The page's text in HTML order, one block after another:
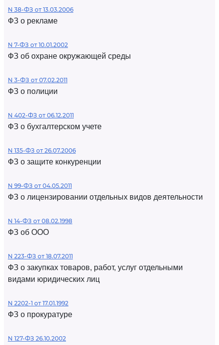
N 38-ФЗ от 13.03.2006
ФЗ о рекламе
N 7-ФЗ от 10.01.2002
ФЗ об охране окружающей среды
N 3-ФЗ от 07.02.2011
ФЗ о полиции
N 402-ФЗ от 06.12.2011
ФЗ о бухгалтерском учете
N 135-ФЗ от 26.07.2006
ФЗ о защите конкуренции
N 99-ФЗ от 04.05.2011
ФЗ о лицензировании отдельных видов деятельности
N 14-ФЗ от 08.02.1998
ФЗ об ООО
N 223-ФЗ от 18.07.2011
ФЗ о закупках товаров, работ, услуг отдельными
видами юридических лиц
N 2202-1 от 17.01.1992
ФЗ о прокуратуре
N 127-ФЗ 26.10.2002